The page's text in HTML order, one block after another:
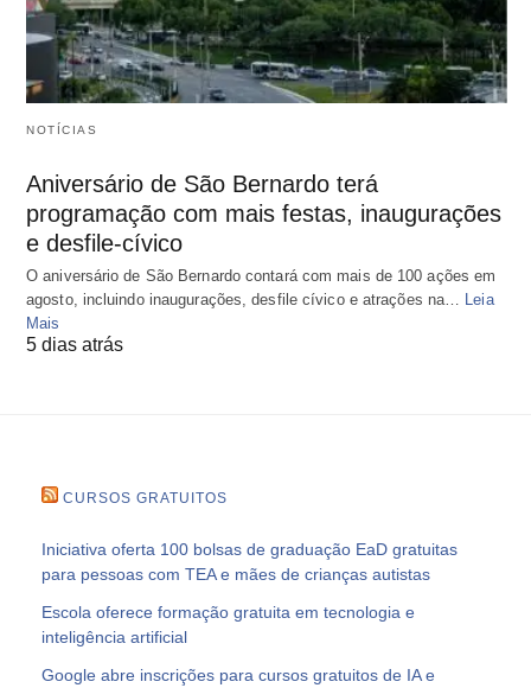
NOTÍCIAS
Aniversário de São Bernardo terá
programação com mais festas, inaugurações
e desfile-cívico
O aniversário de São Bernardo contará com mais de 100 ações em
agosto, incluindo inaugurações, desfile cívico e atrações na…
Leia
Mais
5 dias atrás
CURSOS GRATUITOS
Iniciativa oferta 100 bolsas de graduação EaD gratuitas
para pessoas com TEA e mães de crianças autistas
Escola oferece formação gratuita em tecnologia e
inteligência artificial
Google abre inscrições para cursos gratuitos de IA e